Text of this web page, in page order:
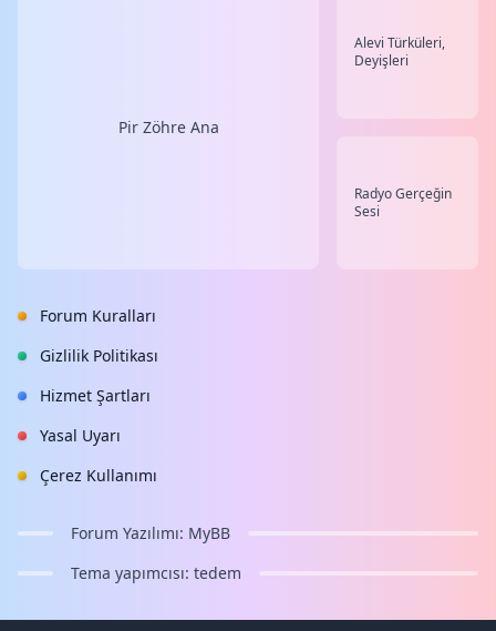
Pir Zöhre Ana
Alevi Türküleri,
Deyişleri
Radyo Gerçeğin
Sesi
Forum Kuralları
Gizlilik Politikası
Hizmet Şartları
Yasal Uyarı
Çerez Kullanımı
Forum Yazılımı: MyBB
Tema yapımcısı: tedem